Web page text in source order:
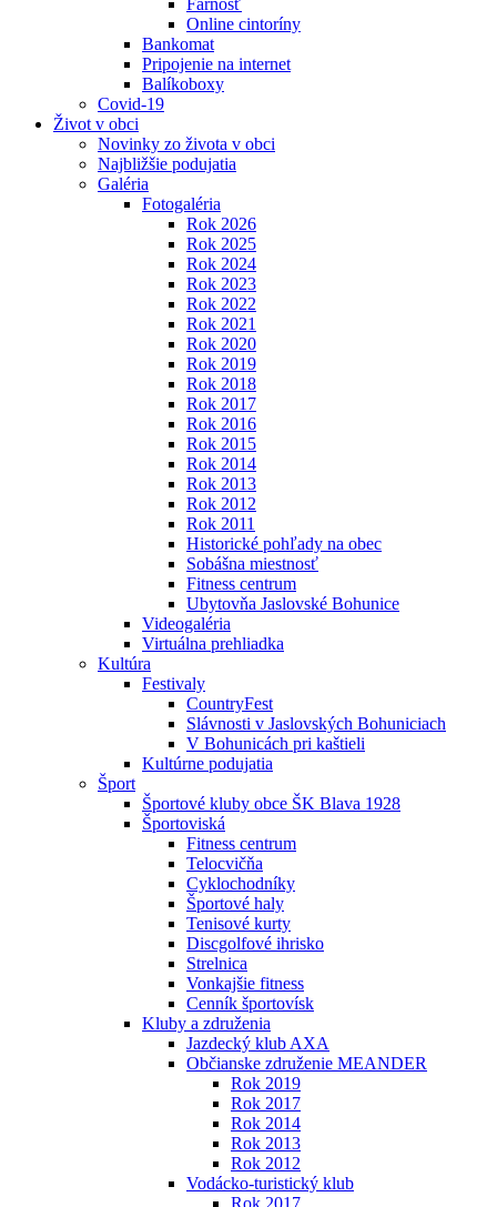
Farnosť
Online cintoríny
Bankomat
Pripojenie na internet
Balíkoboxy
Covid-19
Život v obci
Novinky zo života v obci
Najbližšie podujatia
Galéria
Fotogaléria
Rok 2026
Rok 2025
Rok 2024
Rok 2023
Rok 2022
Rok 2021
Rok 2020
Rok 2019
Rok 2018
Rok 2017
Rok 2016
Rok 2015
Rok 2014
Rok 2013
Rok 2012
Rok 2011
Historické pohľady na obec
Sobášna miestnosť
Fitness centrum
Ubytovňa Jaslovské Bohunice
Videogaléria
Virtuálna prehliadka
Kultúra
Festivaly
CountryFest
Slávnosti v Jaslovských Bohuniciach
V Bohunicách pri kaštieli
Kultúrne podujatia
Šport
Športové kluby obce ŠK Blava 1928
Športoviská
Fitness centrum
Telocvičňa
Cyklochodníky
Športové haly
Tenisové kurty
Discgolfové ihrisko
Strelnica
Vonkajšie fitness
Cenník športovísk
Kluby a združenia
Jazdecký klub AXA
Občianske združenie MEANDER
Rok 2019
Rok 2017
Rok 2014
Rok 2013
Rok 2012
Vodácko-turistický klub
Rok 2017